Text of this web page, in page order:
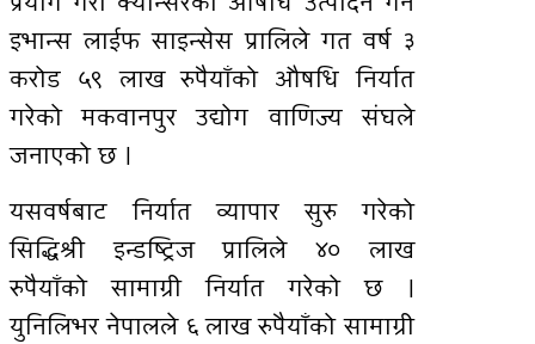
इभान्स लाईफ साइन्सेस प्रालिले गत वर्ष ३
करोड ५९ लाख रुपैयाँको औषधि निर्यात
गरेको मकवानपुर उद्योग वाणिज्य संघले
जनाएको छ ।
यसवर्षबाट निर्यात व्यापार सुरु गरेको
सिद्धिश्री इन्डष्ट्रिज प्रालिले ४० लाख
रुपैयाँको सामाग्री निर्यात गरेको छ ।
युनिलिभर नेपालले ६ लाख रुपैयाँको सामाग्री